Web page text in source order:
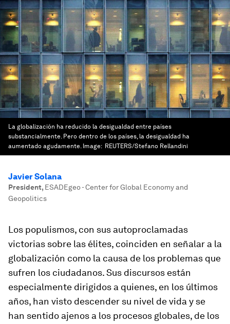
La globalización ha reducido la desigualdad entre países
substancialmente. Pero dentro de los países, la desigualdad ha
aumentado agudamente. Image: REUTERS/Stefano Rellandini
Javier Solana
President, ESADEgeo - Center for Global Economy and
Geopolitics
Los populismos, con sus autoproclamadas
victorias sobre las élites, coinciden en señalar a la
globalización como la causa de los problemas que
sufren los ciudadanos. Sus discursos están
especialmente dirigidos a quienes, en los últimos
años, han visto descender su nivel de vida y se
han sentido ajenos a los procesos globales, de los